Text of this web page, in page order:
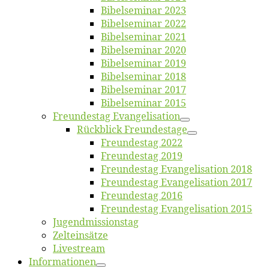
Bi­bel­se­mi­nar 2023
Bi­bel­se­mi­nar 2022
Bi­bel­se­mi­nar 2021
Bi­bel­se­mi­nar 2020
Bi­bel­se­mi­nar 2019
Bi­bel­se­mi­nar 2018
Bibelsemi­nar 2017
Bibelsemi­nar 2015
Freun­des­tag Evangelisation
Rück­blick Freundestage
Freun­des­tag 2022
Freun­des­tag 2019
Freun­des­tag Evan­ge­li­sa­ti­on 2018
Freun­des­tag Evan­ge­li­sa­ti­on 2017
Freun­des­tag 2016
Freun­des­tag Evan­ge­li­sa­ti­on 2015
Jugend­mis­sions­tag
Zelt­ein­sät­ze
Live­stream
Informatio­nen